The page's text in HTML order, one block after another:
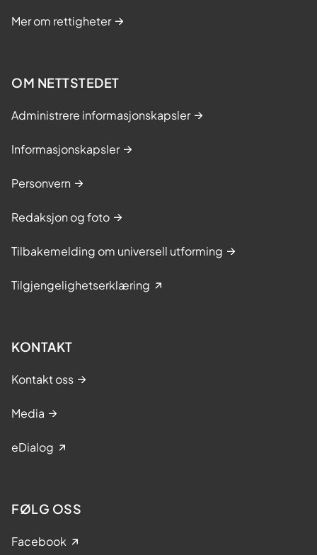
Mer om rettigheter
OM NETTSTEDET
Administrere informasjonskapsler
Informasjonskapsler
Personvern
Redaksjon og foto
Tilbakemelding om universell utforming
Tilgjengelighetserklæring
KONTAKT
Kontakt oss
Media
eDialog
FØLG OSS
Facebook